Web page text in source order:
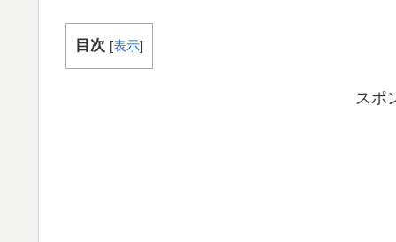
目次 [表示]
スポ